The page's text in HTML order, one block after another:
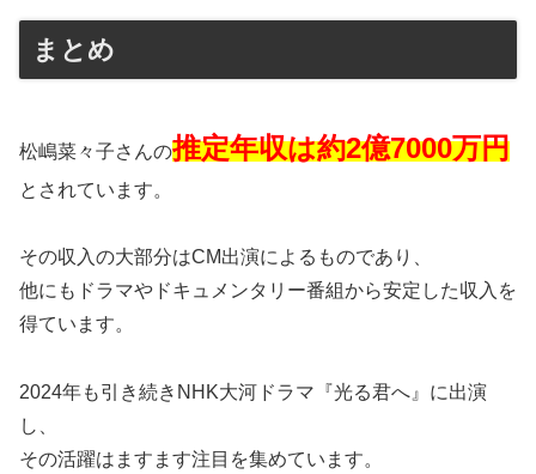
まとめ
松嶋菜々子さんの推定年収は約2億7000万円
とされています。
その収入の大部分はCM出演によるものであり、
他にもドラマやドキュメンタリー番組から安定した収入を
得ています。
2024年も引き続きNHK大河ドラマ『光る君へ』に出演
し、
その活躍はますます注目を集めています。